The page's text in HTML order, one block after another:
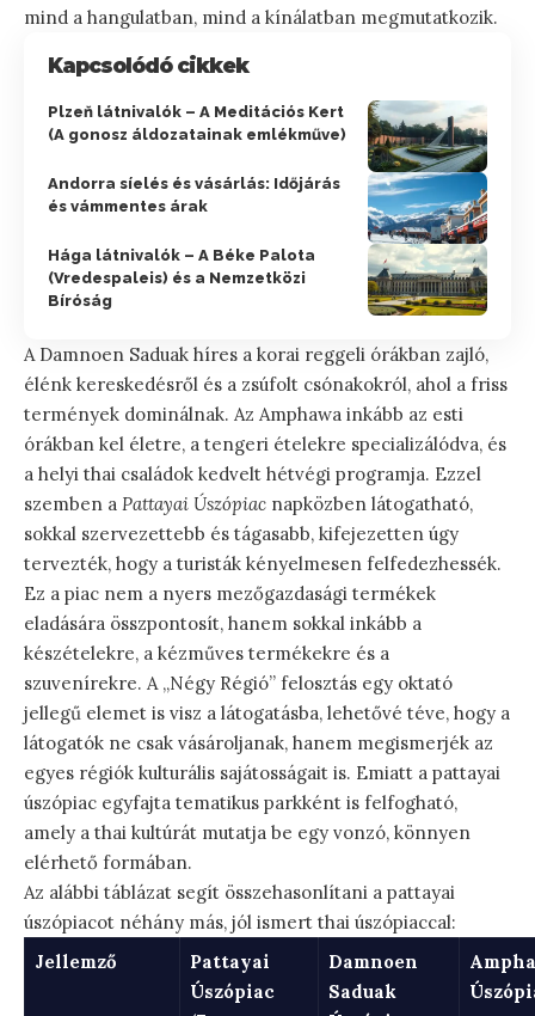
mind a hangulatban, mind a kínálatban megmutatkozik.
Kapcsolódó cikkek
Plzeň látnivalók – A Meditációs Kert
(A gonosz áldozatainak emlékműve)
Andorra síelés és vásárlás: Időjárás
és vámmentes árak
Hága látnivalók – A Béke Palota
(Vredespaleis) és a Nemzetközi
Bíróság
A Damnoen Saduak híres a korai reggeli órákban zajló,
élénk kereskedésről és a zsúfolt csónakokról, ahol a friss
termények dominálnak. Az Amphawa inkább az esti
órákban kel életre, a tengeri ételekre specializálódva, és
a helyi thai családok kedvelt hétvégi programja. Ezzel
szemben a Pattayai Úszópiac napközben látogatható,
sokkal szervezettebb és tágasabb, kifejezetten úgy
tervezték, hogy a turisták kényelmesen felfedezhessék.
Ez a piac nem a nyers mezőgazdasági termékek
eladására összpontosít, hanem sokkal inkább a
készételekre, a kézműves termékekre és a
szuvenírekre. A „Négy Régió” felosztás egy oktató
jellegű elemet is visz a látogatásba, lehetővé téve, hogy a
látogatók ne csak vásároljanak, hanem megismerjék az
egyes régiók kulturális sajátosságait is. Emiatt a pattayai
úszópiac egyfajta tematikus parkként is felfogható,
amely a thai kultúrát mutatja be egy vonzó, könnyen
elérhető formában.
Az alábbi táblázat segít összehasonlítani a pattayai
úszópiacot néhány más, jól ismert thai úszópiaccal:
Jellemző
Pattayai
Úszópiac
Damnoen
Saduak